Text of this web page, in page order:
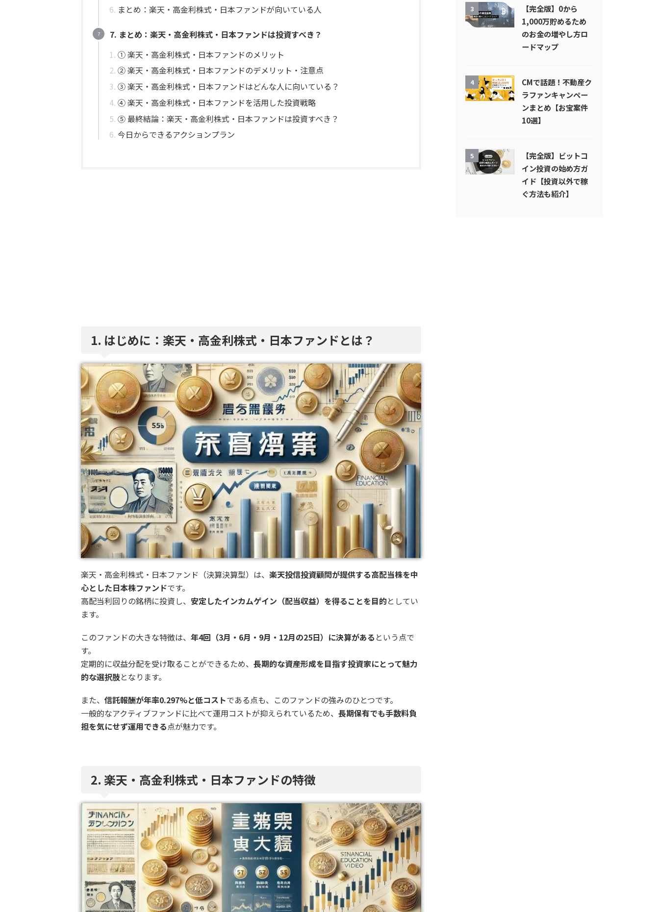
まとめ：楽天・高金利株式・日本ファンドが向いている人
7. まとめ：楽天・高金利株式・日本ファンドは投資すべき？
① 楽天・高金利株式・日本ファンドのメリット
② 楽天・高金利株式・日本ファンドのデメリット・注意点
③ 楽天・高金利株式・日本ファンドはどんな人に向いている？
④ 楽天・高金利株式・日本ファンドを活用した投資戦略
⑤ 最終結論：楽天・高金利株式・日本ファンドは投資すべき？
今日からできるアクションプラン
1. はじめに：楽天・高金利株式・日本ファンドとは？
楽天・高金利株式・日本ファンド（決算決算型）は、 楽天投信投資顧問が提供する高配当株を中
心とした日本株ファンドです。
高配当利回りの銘柄に投資し、 安定したインカムゲイン（配当収益）を得ることを目的としてい
ます。
このファンドの大きな特徴は、 年4回（3月・6月・9月・12月の25日）に決算がある という点で
す。
定期的に収益分配を受け取ることができるため、 長期的な資産形成を目指す投資家にとって魅力
的な選択肢となります。
また、 信託報酬が年率0.297%と低コストである点も、このファンドの強みのひとつです。
一般的なアクティブファンドに比べて運用コストが抑えられているため、 長期保有でも手数料負
担を気にせず運用できる点が魅力です。
2. 楽天・高金利株式・日本ファンドの特徴
3
【完全版】0から
1,000万貯めるため
のお金の増やし方ロ
ードマップ
4
CMで話題！不動産ク
ラファンキャンペー
ンまとめ【お宝案件
10選】
5
【完全版】ビットコ
イン投資の始め方ガ
イド【投資以外で稼
ぐ方法も紹介】